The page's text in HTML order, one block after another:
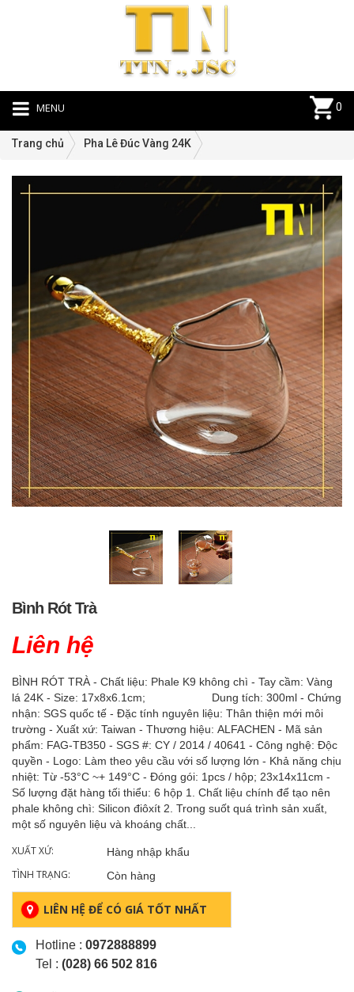
MENU 0
Trang chủ Pha Lê Đúc Vàng 24K
Bình Rót Trà
Liên hệ
BÌNH RÓT TRÀ - Chất liệu: Phale K9 không chì - Tay cầm: Vàng
lá 24K - Size: 17x8x6.1cm; Dung tích: 300ml - Chứng
nhận: SGS quốc tế - Đặc tính nguyên liệu: Thân thiện mới môi
trường - Xuất xứ: Taiwan - Thương hiệu: ALFACHEN - Mã sản
phẩm: FAG-TB350 - SGS #: CY / 2014 / 40641 - Công nghệ: Độc
quyền - Logo: Làm theo yêu cầu với số lượng lớn - Khả năng chịu
nhiệt: Từ -53°C ~+ 149°C - Đóng gói: 1pcs / hộp; 23x14x11cm -
Số lượng đặt hàng tối thiểu: 6 hộp 1. Chất liệu chính để tạo nên
phale không chì: Silicon điôxít 2. Trong suốt quá trình sản xuất,
một số nguyên liệu và khoáng chất...
XUẤT XỨ: Hàng nhập khẩu
TÌNH TRẠNG: Còn hàng
LIÊN HỆ ĐỂ CÓ GIÁ TỐT NHẤT
Hotline : 0972888899
Tel : (028) 66 502 816